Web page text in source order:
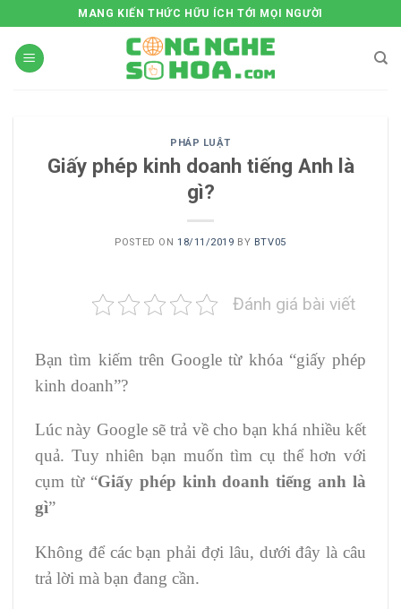
to
content
MANG KIẾN THỨC HỮU ÍCH TỚI MỌI NGƯỜI
PHÁP LUẬT
Giấy phép kinh doanh tiếng Anh là
gì?
POSTED ON 18/11/2019 BY BTV05
Đánh giá bài viết
Bạn tìm kiếm trên Google từ khóa “giấy phép
kinh doanh”?
Lúc này Google sẽ trả về cho bạn khá nhiều kết
quả. Tuy nhiên bạn muốn tìm cụ thể hơn với
cụm từ “Giấy phép kinh doanh tiếng anh là
gì”
Không để các bạn phải đợi lâu, dưới đây là câu
trả lời mà bạn đang cần.